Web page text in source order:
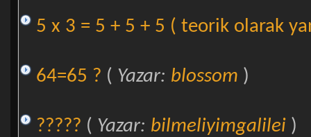
5 x 3 = 5 + 5 + 5 ( teorik olarak
64=65 ? ( Yazar: blossom )
????? ( Yazar: bilmeliyimgalilei)